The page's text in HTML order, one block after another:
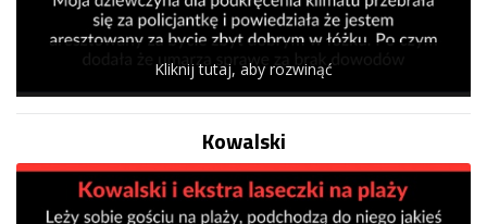
Kliknij tutaj, aby rozwinąć
Kowalski